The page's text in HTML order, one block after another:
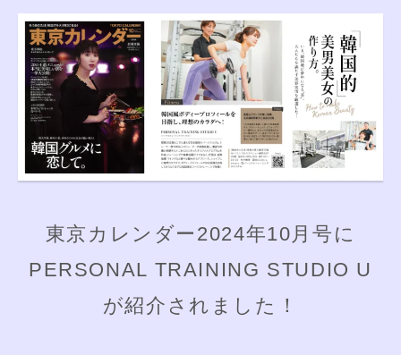
東京カレンダー2024年10月号に
PERSONAL TRAINING STUDIO U
が紹介されました！